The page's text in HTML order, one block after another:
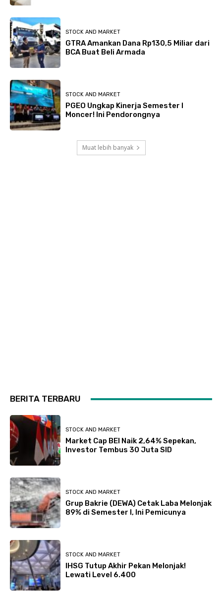
STOCK AND MARKET
GTRA Amankan Dana Rp130,5 Miliar dari
BCA Buat Beli Armada
STOCK AND MARKET
PGEO Ungkap Kinerja Semester I
Moncer! Ini Pendorongnya
Muat lebih banyak
BERITA TERBARU
STOCK AND MARKET
Market Cap BEI Naik 2,64% Sepekan,
Investor Tembus 30 Juta SID
STOCK AND MARKET
Grup Bakrie (DEWA) Cetak Laba Melonjak
89% di Semester I, Ini Pemicunya
STOCK AND MARKET
IHSG Tutup Akhir Pekan Melonjak!
Lewati Level 6.400